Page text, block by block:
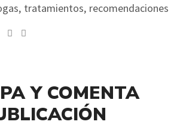
tratamientos, recomendaciones
Y COMENTA